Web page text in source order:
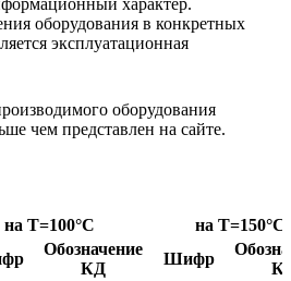
оборудования в конкретных
эксплуатационная
оборудования
чем представлен на сайте.
на T=100°C
на T=150°C
Обозначение
КД
Шифр